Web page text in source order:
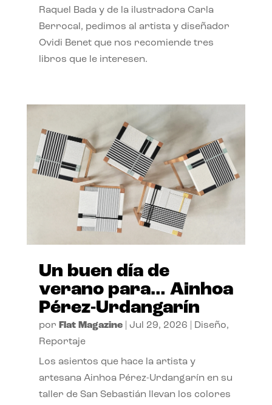
Raquel Bada y de la ilustradora Carla
Berrocal, pedimos al artista y diseñador
Ovidi Benet que nos recomiende tres
libros que le interesen.
Un buen día de
verano para… Ainhoa
Pérez-Urdangarín
por Flat Magazine| Jul 29, 2026 Diseño,
Reportaje
Los asientos que hace la artista y
artesana Ainhoa Pérez-Urdangarín en su
taller de San Sebastián llevan los colores